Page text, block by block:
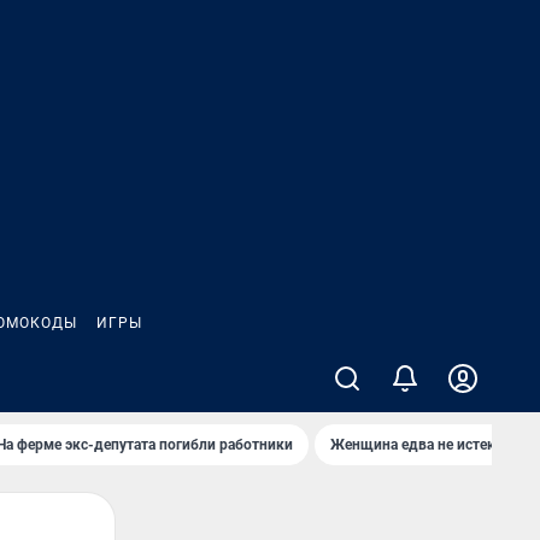
ИГРЫ
ферме экс-депутата погибли работники Женщина едва не истекла